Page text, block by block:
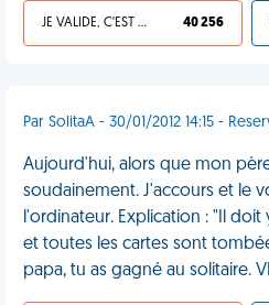
JE VALIDE, C'EST UNE VDM 40 256
Par SolitaA - 30/01/2012 14:15 -
Aujourd'hui, alors que mon
soudainement. J'accours et le
l'ordinateur. Explication : "Il doit
et toutes les cartes sont
papa, tu as gagné au solitaire.